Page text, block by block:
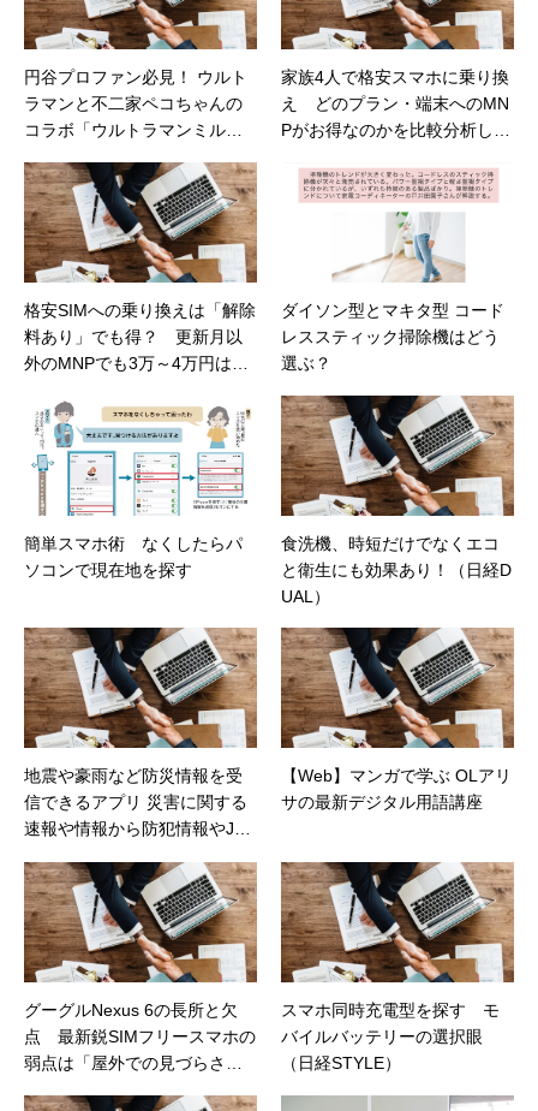
カフェの世話人を務める。趣味は考えること。
円谷プロファン必見！ ウルト
ラマンと不二家ペコちゃんの
コラボ「ウルトラマンミルキ
ジン）
家族4人で格安スマホに乗り換
え どのプラン・端末へのMN
Pがお得なのかを比較分析した
格安SIMへの乗り換えは「解除
料あり」でも得？ 更新月以
外のMNPでも3万～4万円は節
ト）
ダイソン型とマキタ型 コード
レススティック掃除機はどう
選ぶ？
簡単スマホ術 なくしたらパ
ソコンで現在地を探す
食洗機、時短だけでなくエコ
と衛生にも効果あり！（日経D
UAL）
地震や豪雨など防災情報を受
信できるアプリ 災害に関する
速報や情報から防犯情報やJア
防災速報」（日経DUAL）
【Web】マンガで学ぶ OLアリ
サの最新デジタル用語講座
グーグルNexus 6の長所と欠
点 最新鋭SIMフリースマホの
弱点は「屋外での見づらさ」
スマホ同時充電型を探す モ
バイルバッテリーの選択眼
（日経STYLE）